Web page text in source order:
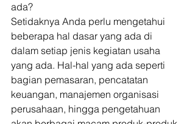
ada?
Setidaknya Anda perlu mengetahui
beberapa hal dasar yang ada di
dalam setiap jenis kegiatan usaha
yang ada. Hal-hal yang ada seperti
bagian pemasaran, pencatatan
keuangan, manajemen organisasi
perusahaan, hingga pengetahuan